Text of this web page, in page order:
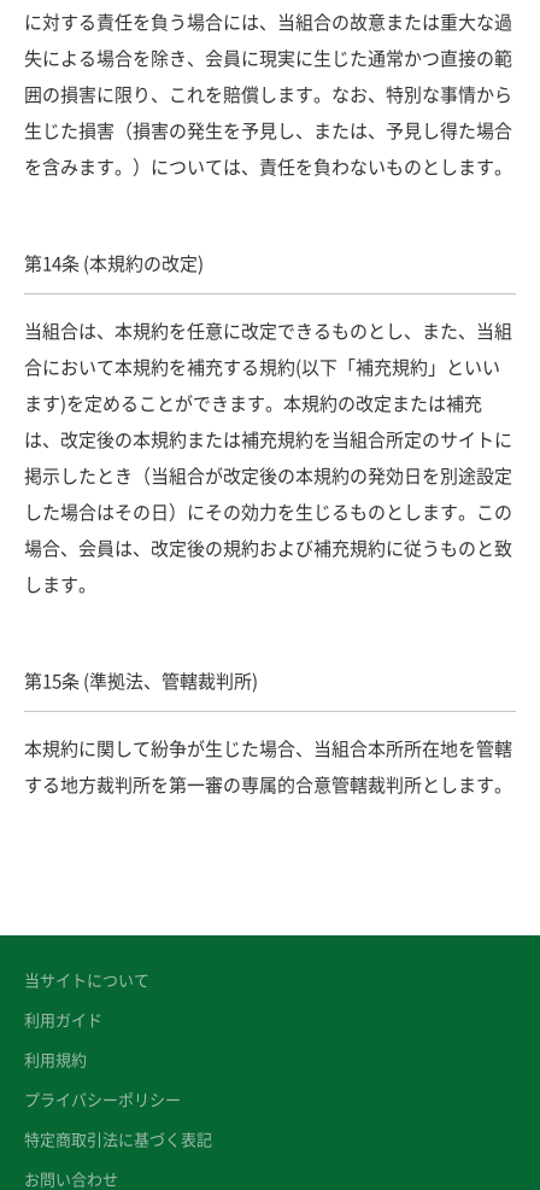
に対する責任を負う場合には、当組合の故意または重大な過
失による場合を除き、会員に現実に生じた通常かつ直接の範
囲の損害に限り、これを賠償します。なお、特別な事情から
生じた損害（損害の発生を予見し、または、予見し得た場合
を含みます。）については、責任を負わないものとします。
第14条 (本規約の改定)
当組合は、本規約を任意に改定できるものとし、また、当組
合において本規約を補充する規約(以下「補充規約」といい
ます)を定めることができます。本規約の改定または補充
は、改定後の本規約または補充規約を当組合所定のサイトに
掲示したとき（当組合が改定後の本規約の発効日を別途設定
した場合はその日）にその効力を生じるものとします。この
場合、会員は、改定後の規約および補充規約に従うものと致
します。
第15条 (準拠法、管轄裁判所)
本規約に関して紛争が生じた場合、当組合本所所在地を管轄
する地方裁判所を第一審の専属的合意管轄裁判所とします。
当サイトについて
利用ガイド
利用規約
プライバシーポリシー
特定商取引法に基づく表記
お問い合わせ